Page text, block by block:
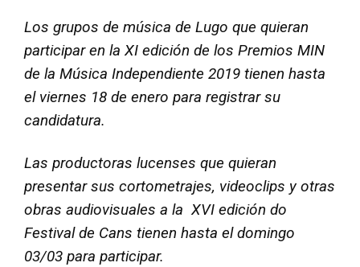
Los grupos de música de Lugo que quieran
participar en la XI edición de los Premios MIN
de la Música Independiente 2019 tienen hasta
el viernes 18 de enero para registrar su
candidatura.
Las productoras lucenses que quieran
presentar sus cortometrajes, videoclips y otras
obras audiovisuales a la XVI edición do
Festival de Cans tienen hasta el domingo
03/03 para participar.